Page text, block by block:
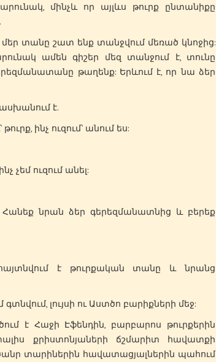
մինչև որ այլևս թուրք ընտանիքը
մեր տանը շատ ենք տանջվում մեռած կնոջից:
ամեն գիշեր մեզ տանջում է, տունը
թաղենք: Երևում է, որ նա ձեր
է.
ինչ ուզում՝ անում ես:
չեմ ուզում անել:
նրան ձեր գերեզմանատնից և բերեք
է թուրքական տանը և նրանց
լույսի ու Աստծո բարիքների մեջ:
է Հաջի Էֆենդին, բարբարոս թուրքերին
քրիստոնյաների ճշմարիտ հավատքի
տարիներին հավատացյալներին պահում